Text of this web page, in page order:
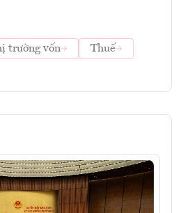
trường vốn
Thuế